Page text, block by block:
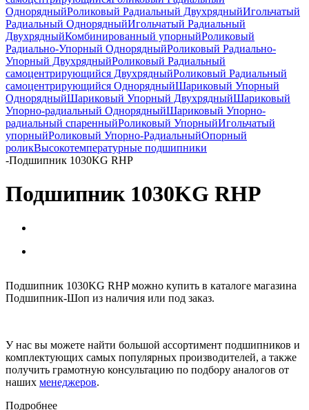
ОднорядныйРоликовый Радиальный ДвухрядныйИгольчатый
Радиальный ОднорядныйИгольчатый Радиальный
ДвухрядныйКомбинированный упорныйРоликовый
Радиально-Упорный ОднорядныйРоликовый Радиально-
Упорный ДвухрядныйРоликовый Радиальный
самоцентрирующийся ДвухрядныйРоликовый Радиальный
самоцентрирующийся ОднорядныйШариковый Упорный
ОднорядныйШариковый Упорный ДвухрядныйШариковый
Упорно-радиальный ОднорядныйШариковый Упорно-
радиальный спаренныйРоликовый УпорныйИгольчатый
упорныйРоликовый Упорно-РадиальныйОпорный
роликВысокотемпературные подшипники
-Подшипник 1030KG RHP
Подшипник 1030KG RHP
Подшипник 1030KG RHP можно купить в каталоге магазина
Подшипник-Шоп из наличия или под заказ.
У нас вы можете найти большой ассортимент подшипников и
комплектующих самых популярных производителей, а также
получить грамотную консультацию по подбору аналогов от
наших менеджеров.
Подробнее